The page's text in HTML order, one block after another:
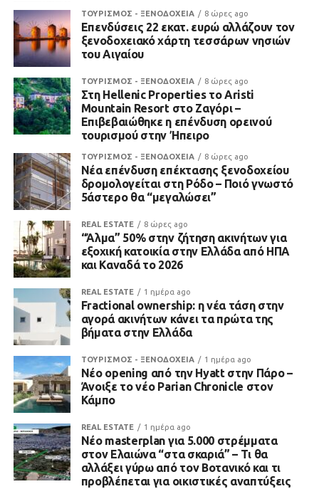
ΤΟΥΡΙΣΜΟΣ - ΞΕΝΟΔΟΧΕΙΑ 8 ώρες ago
Επενδύσεις 22 εκατ. ευρώ αλλάζουν τον
ξενοδοχειακό χάρτη τεσσάρων νησιών
του Αιγαίου
ΤΟΥΡΙΣΜΟΣ - ΞΕΝΟΔΟΧΕΙΑ 8 ώρες ago
Στη Hellenic Properties το Aristi
Mountain Resort στο Ζαγόρι –
Επιβεβαιώθηκε η επένδυση ορεινού
τουρισμού στην Ήπειρο
ΤΟΥΡΙΣΜΟΣ - ΞΕΝΟΔΟΧΕΙΑ 8 ώρες ago
Νέα επένδυση επέκτασης ξενοδοχείου
δρομολογείται στη Ρόδο – Ποιό γνωστό
5άστερο θα “μεγαλώσει”
REAL ESTATE 8 ώρες ago
“Άλμα” 50% στην ζήτηση ακινήτων για
εξοχική κατοικία στην Ελλάδα από ΗΠΑ
και Καναδά το 2026
REAL ESTATE 1 ημέρα ago
Fractional ownership: η νέα τάση στην
αγορά ακινήτων κάνει τα πρώτα της
βήματα στην Ελλάδα
ΤΟΥΡΙΣΜΟΣ - ΞΕΝΟΔΟΧΕΙΑ 1 ημέρα ago
Νέο opening από την Hyatt στην Πάρο –
Άνοιξε το νέο Parian Chronicle στον
Κάμπο
REAL ESTATE 1 ημέρα ago
Νέο masterplan για 5.000 στρέμματα
στον Ελαιώνα “στα σκαριά” – Τι θα
αλλάξει γύρω από τον Βοτανικό και τι
προβλέπεται για οικιστικές αναπτύξεις